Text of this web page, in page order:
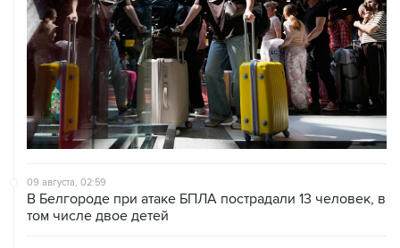
09 августа, 02:59
В Белгороде при атаке БПЛА пострадали 13 человек, в
том числе двое детей